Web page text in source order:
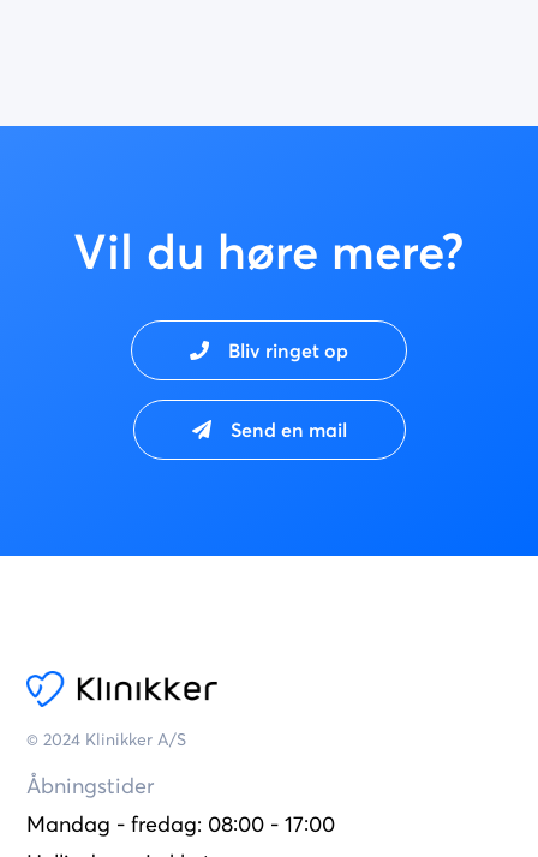
Vil du høre mere?
Bliv ringet op
Send en mail
© 2024 Klinikker A/S
Åbningstider
Mandag - fredag: 08:00 - 17:00